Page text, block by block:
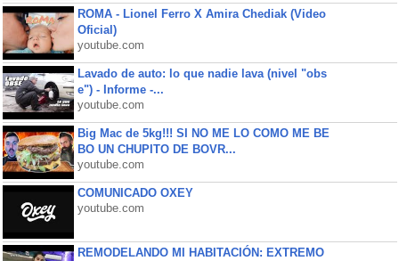
ROMA - Lionel Ferro X Amira Chediak (Video
Oficial)
youtube.com
Lavado de auto: lo que nadie lava (nivel "obs
e") - Informe -...
youtube.com
Big Mac de 5kg!!! SI NO ME LO COMO ME BE
BO UN CHUPITO DE BOVR...
youtube.com
COMUNICADO OXEY
youtube.com
REMODELANDO MI HABITACIÓN: EXTREMO